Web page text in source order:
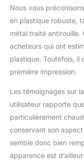
Nous vous
en plastique robuste,
métal traité
acheteurs qui ont
plastique. Toutefois, il
première impression.
Les témoignages sur
utilisateur rapporte
particulièrement
conservant son
semble donc bien
apparence est